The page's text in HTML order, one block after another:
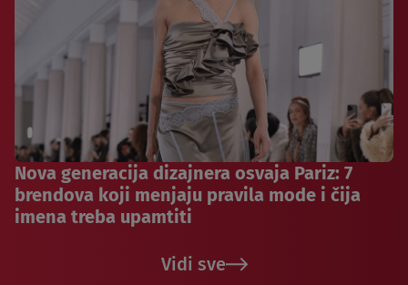
Nova generacija dizajnera osvaja Pariz: 7
brendova koji menjaju pravila mode i čija
imena treba upamtiti
Vidi sve